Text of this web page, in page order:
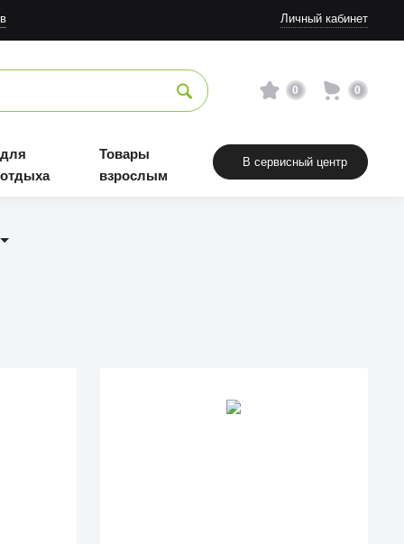
Личный кабинет
0 0
Товары
взрослым
В сервисный центр